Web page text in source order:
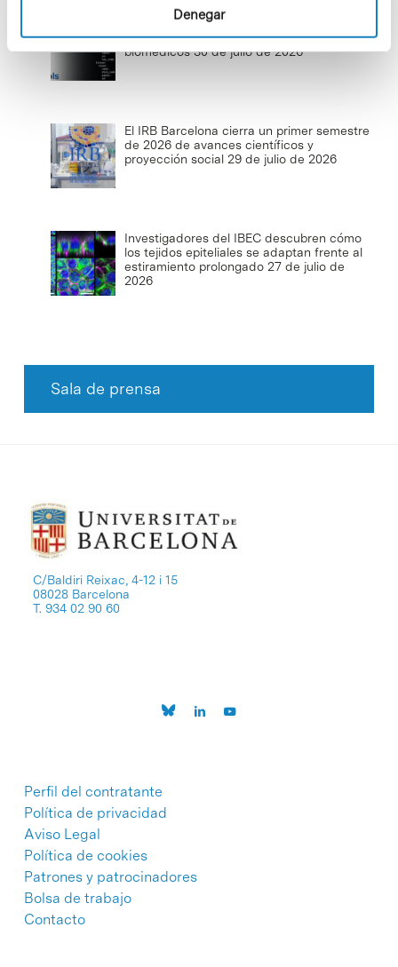
Denegar
El CNAG impulsa ClarID, un nuevo estándar
de identificadores legibles para metadatos
biomédicos 30 de julio de 2026
El IRB Barcelona cierra un primer semestre
de 2026 de avances científicos y
proyección social 29 de julio de 2026
Investigadores del IBEC descubren cómo
los tejidos epiteliales se adaptan frente al
estiramiento prolongado 27 de julio de
2026
Sala de prensa
C/Baldiri Reixac, 4-12 i 15
08028 Barcelona
T. 934 02 90 60
Perfil del contratante
Política de privacidad
Aviso Legal
Política de cookies
Patrones y patrocinadores
Bolsa de trabajo
Contacto